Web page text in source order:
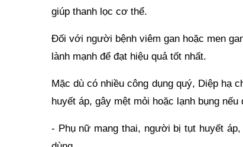
giúp thanh lọc cơ thể.
Đối với người bệnh viêm gan hoặc men
lành mạnh để đạt hiệu quả tốt nhất.
Mặc dù có nhiều công dụng quý, Diệp hạ
huyết áp, gây mệt mỏi hoặc lạnh bụng nếu
- Phụ nữ mang thai, người bị tụt huyết